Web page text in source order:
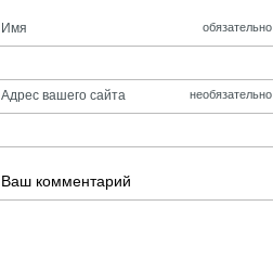
Имя обязательно
Адрес вашего сайта необязательно
Ваш комментарий